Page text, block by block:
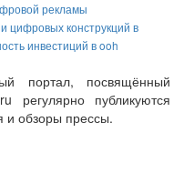
рекламы
цифровых конструкций в
инвестиций в ooh
портал, посвящённый
регулярно публикуются
и обзоры прессы.